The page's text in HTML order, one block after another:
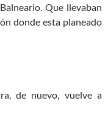
Que llevaban
donde esta planeado
de nuevo, vuelve a